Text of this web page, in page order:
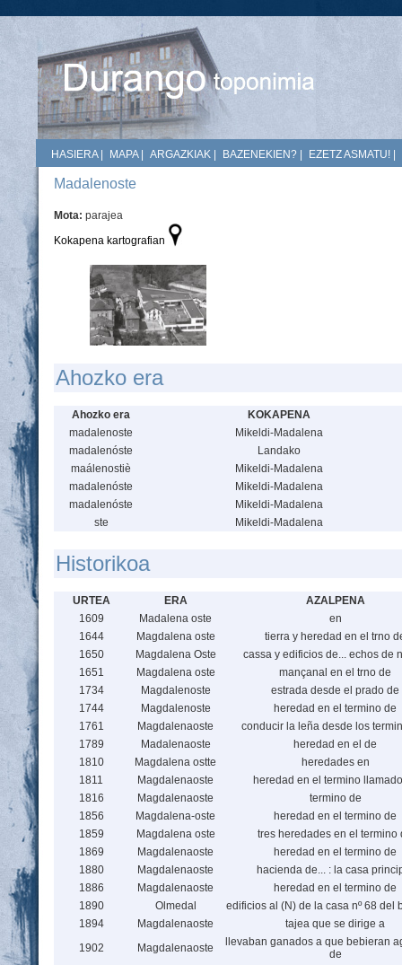
HASIERA| MAPA| ARGAZKIAK BAZENEKIEN? EZETZ ASMATU!
Madalenoste
Mota: parajea
Kokapena kartografian
Ahozko era
Ahozko era
KOKAPENA
madalenoste
Mikeldi-Madalena
madalenóste
Landako
maálenostiè
Mikeldi-Madalena
madalenóste
Mikeldi-Madalena
madalenóste
Mikeldi-Madalena
ste
Mikeldi-Madalena
Historikoa
URTEA ERA
AZALPENA
1609
Madalena oste
en
1644
Magdalena oste
tierra y heredad en el trno
1650
Magdalena Oste
cassa y edificios de... echos de
1651
Magdalena oste
mançanal en el trno de
1734
Magdalenoste
estrada desde el prado de
1744
Magdalenoste
heredad en el termino de
1761
Magdalenaoste
conducir la leña desde los
1789
Madalenaoste
heredad en el de
1810
Magdalena ostte
heredades en
1811
Magdalenaoste
heredad en el termino
1816
Magdalenaoste
termino de
1856
Magdalena-oste
heredad en el termino de
1859
Magdalena oste
tres heredades en el termino
1869
Magdalenaoste
heredad en el termino de
1880
Magdalenaoste
hacienda de... : la casa
1886
Magdalenaoste
heredad en el termino de
1890
Olmedal
edificios al (N) de la casa nº 68 del
1894
Magdalenaoste
tajea que se dirige a
1902
Magdalenaoste
llevaban ganados a que bebieran
de